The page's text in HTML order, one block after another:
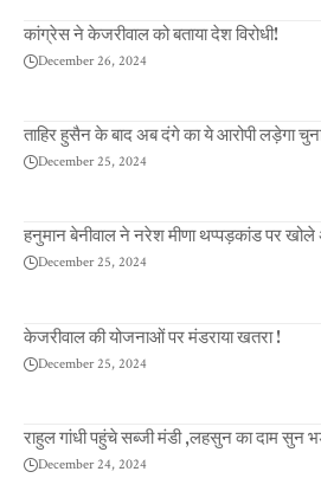
कांग्रेस ने केजरीवाल को बताया देश विरोधी!
December 26, 2024
ताहिर हुसैन के बाद अब दंगे का ये आरोपी लड़ेगा
December 25, 2024
हनुमान बेनीवाल ने नरेश मीणा थप्पड़कांड पर खोले
December 25, 2024
केजरीवाल की योजनाओं पर मंडराया खतरा !
December 25, 2024
राहुल गांधी पहुंचे सब्जी मंडी ,लहसुन का दाम सुन
December 24, 2024